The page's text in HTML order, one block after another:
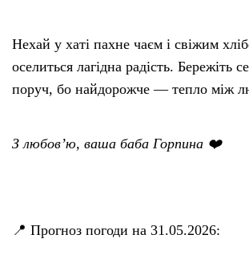
Нехай у хаті пахне чаєм і свіжим
оселиться лагідна радість. Бережіть
поруч, бо найдорожче — тепло між
З любов’ю, ваша баба Горпина ❤️
📍 Прогноз погоди на 31.05.2026: